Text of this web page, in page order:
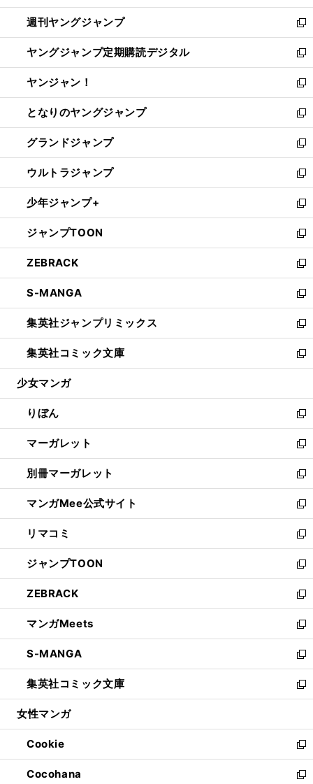
開
く
ウ
で
開
く
ン
ド
ウ
で
開
く
ウ
ィ
ン
ド
ウ
で
開
く
週刊ヤングジャンプ
新
し
い
ウ
ィ
ン
ド
ウ
で
開
く
ヤングジャンプ定期購読デジタル
新
し
い
ウ
ィ
ン
ド
ウ
で
開
く
ヤンジャン！
新
し
い
ウ
ィ
ン
ド
ウ
で
開
く
となりのヤングジャンプ
新
し
い
ウ
ィ
ン
ド
ウ
で
開
く
グランドジャンプ
新
し
い
ウ
ィ
ン
ド
ウ
で
開
く
ウルトラジャンプ
新
し
い
ウ
ィ
ン
ド
ウ
で
開
く
少年ジャンプ+
新
し
い
ウ
ィ
ン
ド
ウ
で
開
く
ジャンプTOON
新
し
い
ウ
ィ
ン
ド
ウ
で
開
ZEBRACK
新
し
い
ウ
ィ
ン
ド
ウ
開
く
S-MANGA
新
し
い
ウ
ィ
ン
ウ
で
開
く
集英社ジャンプリミックス
新
し
い
ウ
ン
ド
ウ
で
開
く
集英社コミック文庫
新
し
ウ
ィ
ン
ド
ウ
で
開
く
少女マンガ
りぼん
新
し
い
ウ
ィ
ン
ド
ウ
で
開
く
マーガレット
新
し
い
ウ
ィ
ン
ド
ウ
で
開
く
別冊マーガレット
新
し
い
ウ
ィ
ン
ド
ウ
で
開
く
マンガMee公式サイト
新
し
い
ウ
ィ
ン
ド
ウ
で
開
く
リマコミ
新
し
い
ウ
ィ
ン
ド
ウ
で
開
く
ジャンプTOON
新
し
い
ウ
ィ
ン
ド
ウ
で
開
ZEBRACK
新
し
い
ウ
ィ
ン
ド
ウ
開
く
マンガMeets
新
し
い
ウ
ィ
ン
ウ
で
開
く
S-MANGA
新
し
い
ウ
ン
ド
ウ
で
集英社コミック文庫
新
し
ウ
ィ
ン
ド
女性マンガ
Cookie
新
し
い
Cocohana 新